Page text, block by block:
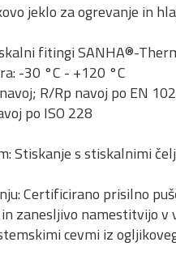
jeklo za ogrevanje in
fitingi SANHA®-
-30 °C - +120 °C
R/Rp navoj po EN
po ISO 228
Stiskanje s stiskalnimi
Certificirano prisilno
zanesljivo namestitvijo v
cevmi iz